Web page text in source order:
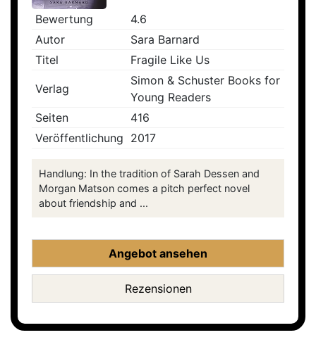
Bewertung
4.6
Autor
Sara Barnard
Titel
Fragile Like Us
Verlag
Simon & Schuster Books for
Young Readers
Seiten
416
Veröffentlichung 2017
Handlung: In the tradition of Sarah Dessen and
Morgan Matson comes a pitch perfect novel
about friendship and ...
Angebot ansehen
Rezensionen